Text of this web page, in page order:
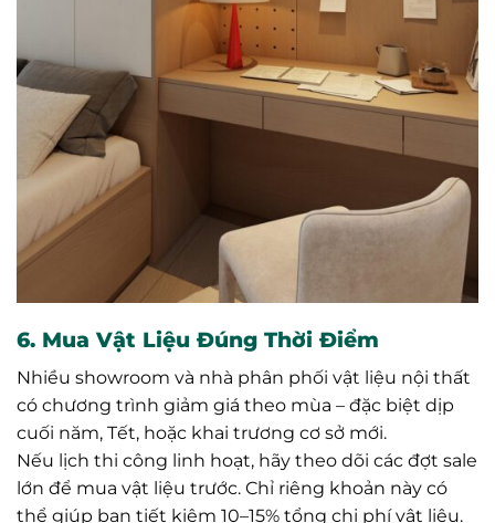
6. Mua Vật Liệu Đúng Thời Điểm
Nhiều showroom và nhà phân phối vật liệu nội thất
có chương trình giảm giá theo mùa – đặc biệt dịp
cuối năm, Tết, hoặc khai trương cơ sở mới.
Nếu lịch thi công linh hoạt, hãy theo dõi các đợt sale
lớn để mua vật liệu trước. Chỉ riêng khoản này có
thể giúp bạn tiết kiệm 10–15% tổng chi phí vật liệu.